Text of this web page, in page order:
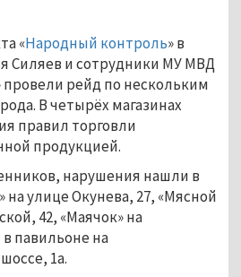
«Народный контроль» в
Силяев и сотрудники МУ МВД
провели рейд по нескольким
В четырёх магазинах
правил торговли
продукцией.
нарушения нашли в
на улице Окунева, 27, «Мясной
42, «Маячок» на
павильоне на
1а.